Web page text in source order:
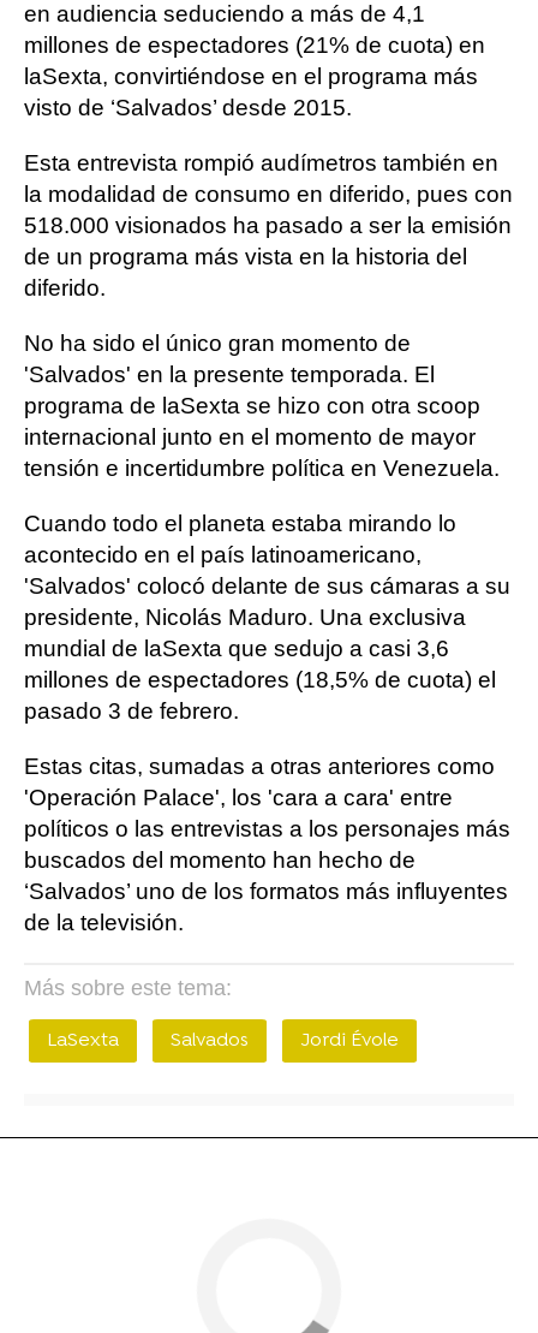
en audiencia seduciendo a más de 4,1
millones de espectadores (21% de cuota) en
laSexta, convirtiéndose en el programa más
visto de ‘Salvados’ desde 2015.
Esta entrevista rompió audímetros también en
la modalidad de consumo en diferido, pues con
518.000 visionados ha pasado a ser la emisión
de un programa más vista en la historia del
diferido.
No ha sido el único gran momento de
'Salvados' en la presente temporada. El
programa de laSexta se hizo con otra scoop
internacional junto en el momento de mayor
tensión e incertidumbre política en Venezuela.
Cuando todo el planeta estaba mirando lo
acontecido en el país latinoamericano,
'Salvados' colocó delante de sus cámaras a su
presidente, Nicolás Maduro. Una exclusiva
mundial de laSexta que sedujo a casi 3,6
millones de espectadores (18,5% de cuota) el
pasado 3 de febrero.
Estas citas, sumadas a otras anteriores como
'Operación Palace', los 'cara a cara' entre
políticos o las entrevistas a los personajes más
buscados del momento han hecho de
‘Salvados’ uno de los formatos más influyentes
de la televisión.
Más sobre este tema:
LaSexta Salvados Jordi Évole